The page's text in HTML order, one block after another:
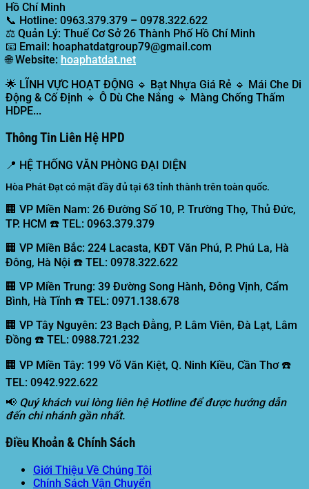
Hồ Chí Minh
📞 Hotline: 0963.379.379 – 0978.322.622
⚖️ Quản Lý: Thuế Cơ Sở 26 Thành Phố Hồ Chí Minh
📧 Email: hoaphatdatgroup79@gmail.com
🌐Website: hoaphatdat.net
🌟 LĨNH VỰC HOẠT ĐỘNG 🔹 Bạt Nhựa Giá Rẻ 🔹 Mái Che Di
Động & Cố Định 🔹 Ô Dù Che Nắng 🔹 Màng Chống Thấm
HDPE...
Thông Tin Liên Hệ HPD
📍 HỆ THỐNG VĂN PHÒNG ĐẠI DIỆN
Hòa Phát Đạt có mặt đầy đủ tại 63 tỉnh thành trên toàn quốc.
🏢 VP Miền Nam: 26 Đường Số 10, P. Trường Thọ, Thủ Đức,
TP. HCM ☎️ TEL: 0963.379.379
🏢 VP Miền Bắc: 224 Lacasta, KĐT Văn Phú, P. Phú La, Hà
Đông, Hà Nội ☎️ TEL: 0978.322.622
🏢 VP Miền Trung: 39 Đường Song Hành, Đông Vịnh, Cẩm
Bình, Hà Tĩnh ☎️ TEL: 0971.138.678
🏢 VP Tây Nguyên: 23 Bạch Đằng, P. Lâm Viên, Đà Lạt, Lâm
Đồng ☎️ TEL: 0988.721.232
🏢 VP Miền Tây: 199 Võ Văn Kiệt, Q. Ninh Kiều, Cần Thơ ☎️
TEL: 0942.922.622
📢 Quý khách vui lòng liên hệ Hotline để được hướng dẫn
đến chi nhánh gần nhất.
Điều Khoản & Chính Sách
Giới Thiệu Về Chúng Tôi
Chính Sách Vận Chuyển